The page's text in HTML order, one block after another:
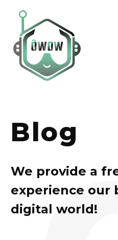
Blog
We provide a
experience our
digital world!